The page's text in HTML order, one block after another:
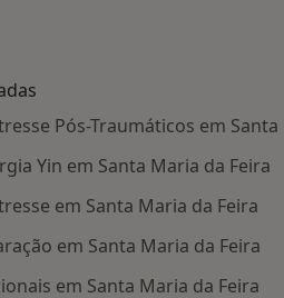
Pós-Traumáticos em
Yin em Santa Maria da Feira
em Santa Maria da Feira
em Santa Maria da Feira
em Santa Maria da Feira